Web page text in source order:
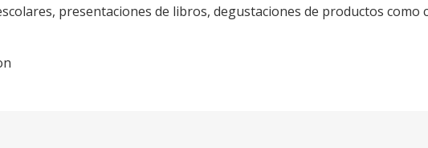
presentaciones de libros, degustaciones de productos como